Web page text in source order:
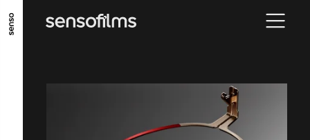
ALLER AU CONTENU PRINCIPAL